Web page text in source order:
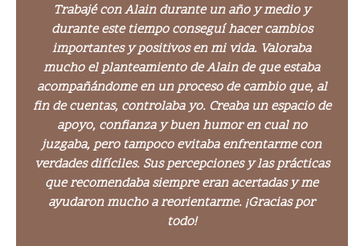
Trabajé con Alain durante un año y medio y
durante este tiempo conseguí hacer cambios
importantes y positivos en mi vida. Valoraba
mucho el planteamiento de Alain de que estaba
acompañándome en un proceso de cambio que, al
fin de cuentas, controlaba yo. Creaba un espacio de
apoyo, confianza y buen humor en cual no
juzgaba, pero tampoco evitaba enfrentarme con
verdades difíciles. Sus percepciones y las prácticas
que recomendaba siempre eran acertadas y me
ayudaron mucho a reorientarme. ¡Gracias por
todo!